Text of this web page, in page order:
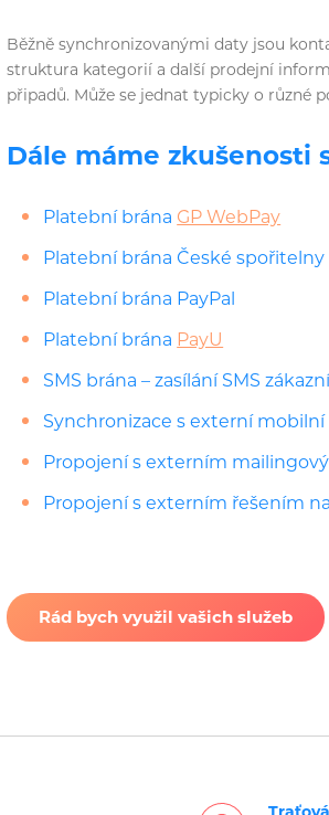
Běžně synchronizovanými daty jsou
struktura kategorií a další prodejní
připadů. Může se jednat typicky o různé
Dále máme zkušenosti
Platební brána GP WebPay
Platební brána České spořitelny
Platební brána PayPal
Platební brána PayU
SMS brána – zasílání SMS
Synchronizace s externí
Propojení s externím
Propojení s externím řešením
Rád bych využil vašich služeb